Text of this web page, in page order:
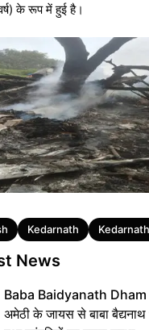
के रूप में हुई है।
Kedarnath
News
Baba Baidyanath
अमेठी के जायस से बाबा बैद्यनाथ